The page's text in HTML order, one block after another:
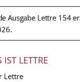
Ausgabe Lettre 154
IST LETTRE
Lettre